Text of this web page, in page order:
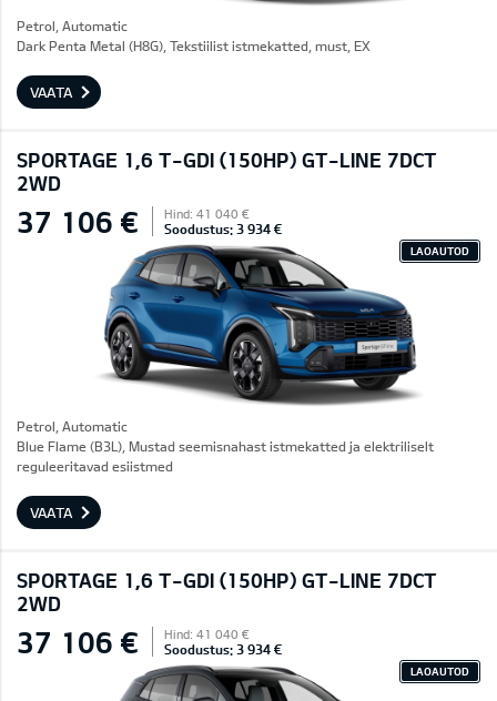
Petrol, Automatic
Dark Penta Metal (H8G), Tekstiilist istmekatted, must, EX
VAATA
SPORTAGE 1,6 T-GDI (150HP) GT-LINE 7DCT
2WD
37 106 € Hind: 41 040 €
Soodustus: 3 934 €
LAOAUTOD
Petrol, Automatic
Blue Flame (B3L), Mustad seemisnahast istmekatted ja elektriliselt
reguleeritavad esiistmed
VAATA
SPORTAGE 1,6 T-GDI (150HP) GT-LINE 7DCT
2WD
37 106 € Hind: 41 040 €
Soodustus: 3 934 €
LAOAUTOD